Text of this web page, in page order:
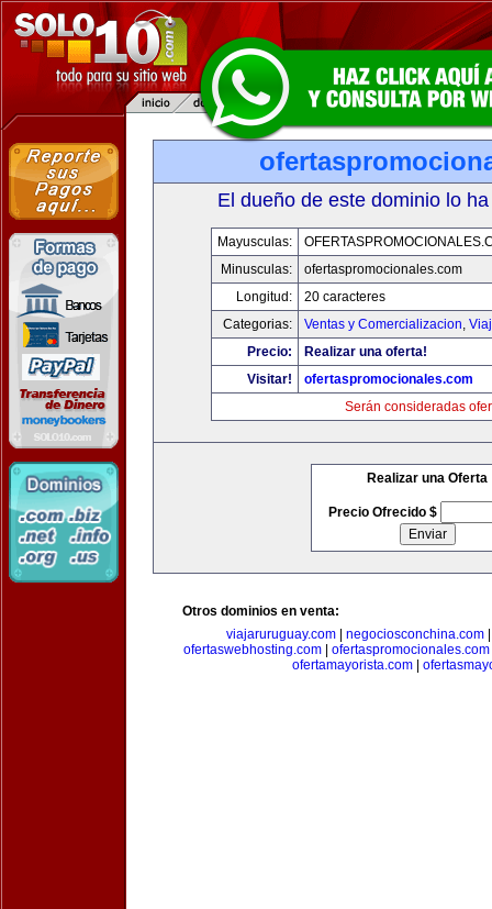
El dueño de este dominio lo
Mayusculas:
Minusculas:
ofertaspromocionales.com
Longitud:
20 caracteres
Categorias:
Ventas y Comercializacion,
Precio:
Realizar una oferta!
Visitar!
ofertaspromocionales.com
Serán consideradas
Realizar una Oferta
Precio Ofrecido $
Otros dominios en venta:
viajaruruguay.com| negociosconchina.com
ofertaswebhosting.com
ofertaspromocionales.com
ofertamayorista.com|